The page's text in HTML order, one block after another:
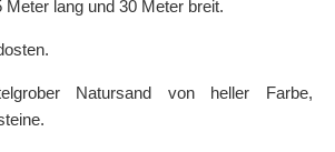
Meter lang und 30 Meter breit.
Natursand von heller Farbe,